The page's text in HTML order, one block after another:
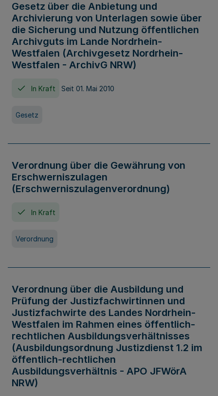
Gesetz über die Anbietung und
Archivierung von Unterlagen sowie über
die Sicherung und Nutzung öffentlichen
Archivguts im Lande Nordrhein-
Westfalen (Archivgesetz Nordrhein-
Westfalen - ArchivG NRW)
In Kraft Seit 01. Mai 2010
Gesetz
Verordnung über die Gewährung von
Erschwerniszulagen
(Erschwerniszulagenverordnung)
In Kraft
Verordnung
Verordnung über die Ausbildung und
Prüfung der Justizfachwirtinnen und
Justizfachwirte des Landes Nordrhein-
Westfalen im Rahmen eines öffentlich-
rechtlichen Ausbildungsverhältnisses
(Ausbildungsordnung Justizdienst 1.2 im
öffentlich-rechtlichen
Ausbildungsverhältnis - APO JFWörA
NRW)